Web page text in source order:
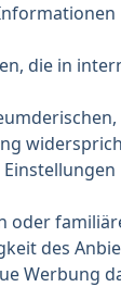
die in
oder
des
Werbung